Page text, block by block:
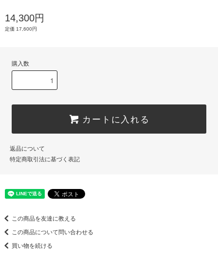
14,300円
定価 17,600円
購入数
カートに入れる
返品について
特定商取引法に基づく表記
この商品を友達に教える
この商品について問い合わせる
買い物を続ける